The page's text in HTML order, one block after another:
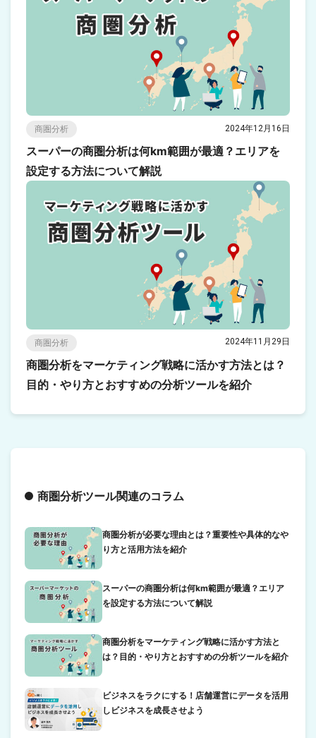
商圏分析 2024年12月16日
スーパーの商圏分析は何km範囲が最適？エリアを
設定する方法について解説
商圏分析 2024年11月29日
商圏分析をマーケティング戦略に活かす方法とは？
目的・やり方とおすすめの分析ツールを紹介
商圏分析ツール関連のコラム
商圏分析が必要な理由とは？重要性や具体的なや
り方と活用方法を紹介
スーパーの商圏分析は何km範囲が最適？エリア
を設定する方法について解説
商圏分析をマーケティング戦略に活かす方法と
は？目的・やり方とおすすめの分析ツールを紹介
ビジネスをラクにする！店舗運営にデータを活用
しビジネスを成長させよう